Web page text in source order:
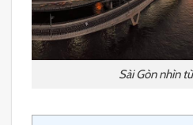
Sài Gòn nhìn